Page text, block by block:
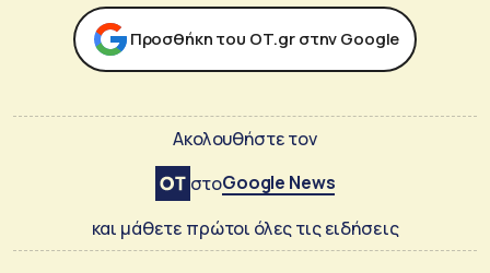
Προσθήκη του ΟΤ.gr στην Google
Ακολουθήστε τον
στοGoogle News
και μάθετε πρώτοι όλες τις ειδήσεις